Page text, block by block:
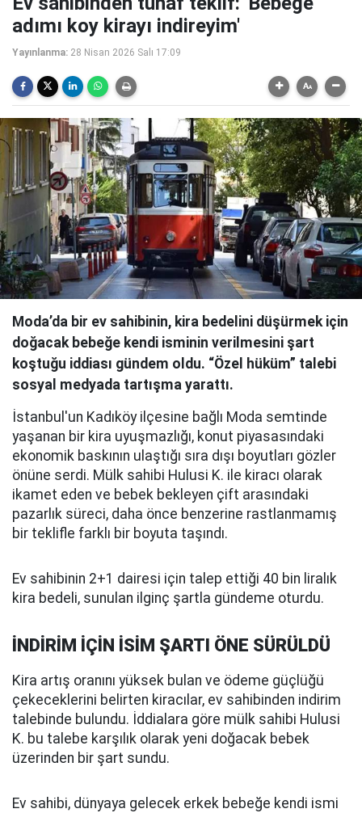
adımı koy kirayı indireyim'
Yayınlanma: 28 Nisan 2026 Salı 17:09
Moda’da bir ev sahibinin, kira bedelini düşürmek için
doğacak bebeğe kendi isminin verilmesini şart
koştuğu iddiası gündem oldu. “Özel hüküm” talebi
sosyal medyada tartışma yarattı.
İstanbul'un Kadıköy ilçesine bağlı Moda semtinde
yaşanan bir kira uyuşmazlığı, konut piyasasındaki
ekonomik baskının ulaştığı sıra dışı boyutları gözler
önüne serdi. Mülk sahibi Hulusi K. ile kiracı olarak
ikamet eden ve bebek bekleyen çift arasındaki
pazarlık süreci, daha önce benzerine rastlanmamış
bir teklifle farklı bir boyuta taşındı.
Ev sahibinin 2+1 dairesi için talep ettiği 40 bin liralık
kira bedeli, sunulan ilginç şartla gündeme oturdu.
İNDİRİM İÇİN İSİM ŞARTI ÖNE SÜRÜLDÜ
Kira artış oranını yüksek bulan ve ödeme güçlüğü
çekeceklerini belirten kiracılar, ev sahibinden indirim
talebinde bulundu. İddialara göre mülk sahibi Hulusi
K. bu talebe karşılık olarak yeni doğacak bebek
üzerinden bir şart sundu.
Ev sahibi, dünyaya gelecek erkek bebeğe kendi ismi